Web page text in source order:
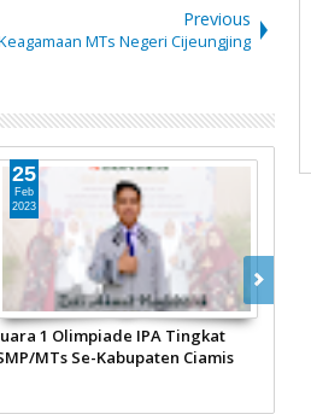
Previous
MTs Negeri Cijeungjing
1 Olimpiade IPA Tingkat
MTs Se-Kabupaten Ciamis
25
Feb
2023